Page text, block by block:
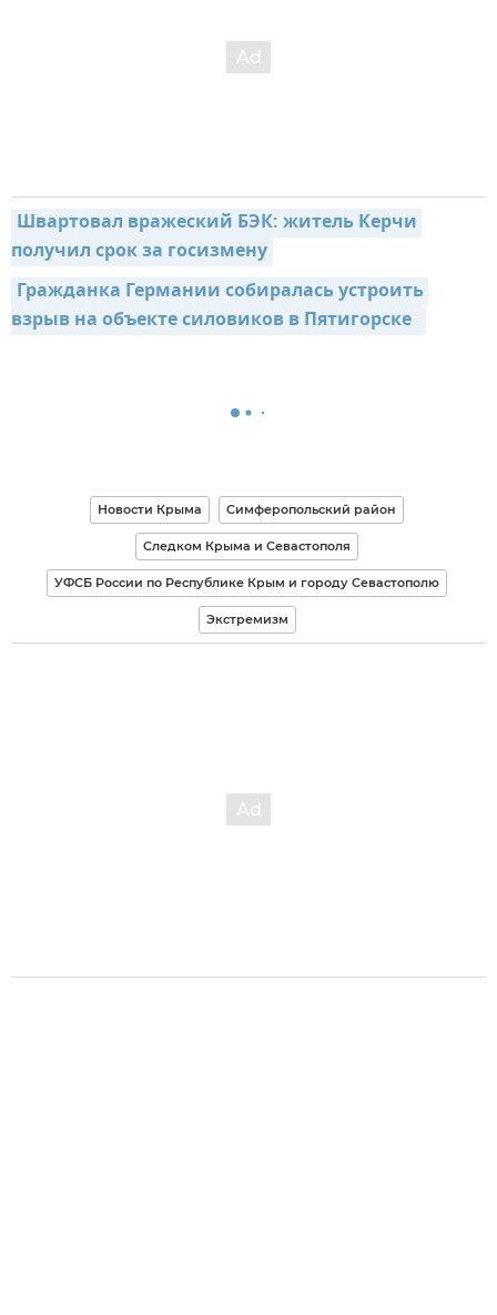
Швартовал вражеский БЭК: житель Керчи
получил срок за госизмену
Гражданка Германии собиралась устроить
взрыв на объекте силовиков в Пятигорске
Новости Крыма Симферопольский район
Следком Крыма и Севастополя
УФСБ России по Республике Крым и городу Севастополю
Экстремизм